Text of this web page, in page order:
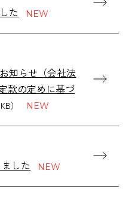
た
知らせ（会社法
款の定めに基づ
）
した